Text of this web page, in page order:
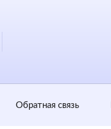
Обратная cвязь